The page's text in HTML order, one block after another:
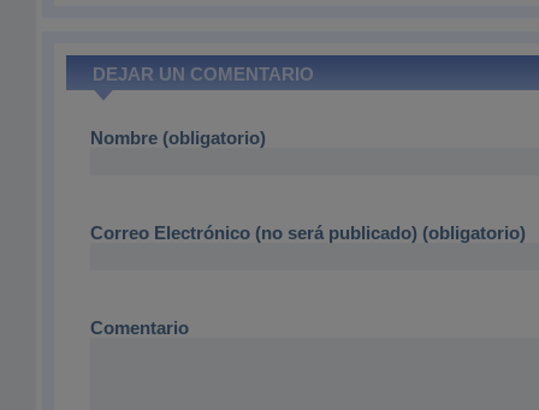
DEJAR UN COMENTARIO
Nombre (obligatorio)
Correo Electrónico (no será publicado) (obligatorio)
Comentario